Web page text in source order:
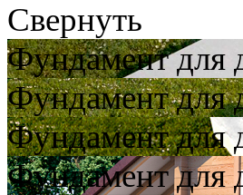
Свернуть
Фундамент для
Фундамент для
Фундамент для
Фундамент для